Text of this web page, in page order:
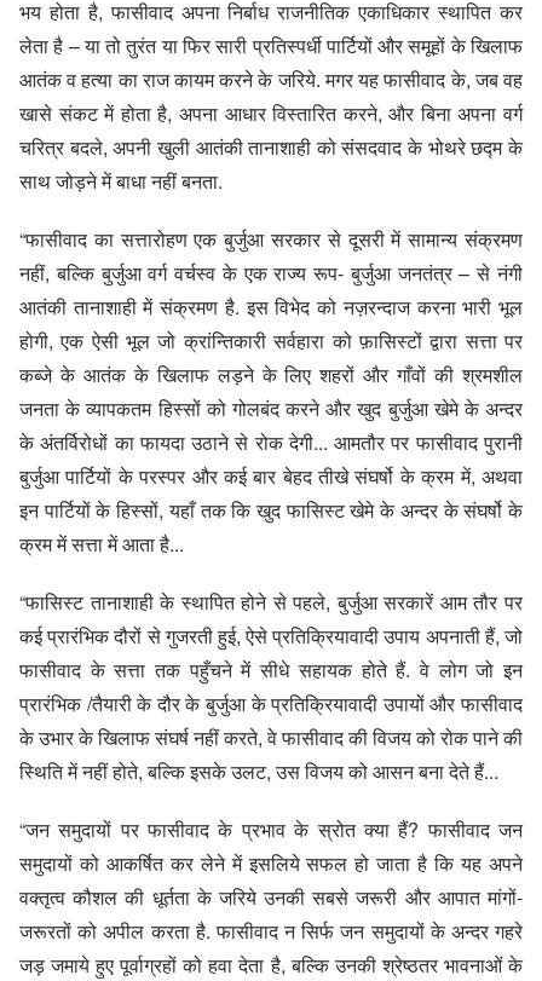
भय होता है, फासीवाद अपना निर्बाध राजनीतिक एकाधिकार स्थापित कर
लेता है – या तो तुरंत या फिर सारी प्रतिस्पर्धी पार्टियों और समूहों के खिलाफ
आतंक व हत्या का राज कायम करने के जरिये. मगर यह फासीवाद के, जब वह
खासे संकट में होता है, अपना आधार विस्तारित करने, और बिना अपना वर्ग
चरित्र बदले, अपनी खुली आतंकी तानाशाही को संसदवाद के भोथरे छद्म के
साथ जोड़ने में बाधा नहीं बनता.
“फासीवाद का सत्तारोहण एक बुर्जुआ सरकार से दूसरी में सामान्य संक्रमण
नहीं, बल्कि बुर्जुआ वर्ग वर्चस्व के एक राज्य रूप- बुर्जुआ जनतंत्र – से नंगी
आतंकी तानाशाही में संक्रमण है. इस विभेद को नज़रन्दाज करना भारी भूल
होगी, एक ऐसी भूल जो क्रांन्तिकारी सर्वहारा को फ़ासिस्टों द्वारा सत्ता पर
कब्जे के आतंक के खिलाफ लड़ने के लिए शहरों और गाँवों की श्रमशील
जनता के व्यापकतम हिस्सों को गोलबंद करने और खुद बुर्जुआ खेमे के अन्दर
के अंतर्विरोधों का फायदा उठाने से रोक देगी... आमतौर पर फासीवाद पुरानी
बुर्जुआ पार्टियों के परस्पर और कई बार बेहद तीखे संघर्षो के क्रम में, अथवा
इन पार्टियों के हिस्सों, यहाँ तक कि खुद फासिस्ट खेमे के अन्दर के संघर्षो के
क्रम में सत्ता में आता है...
“फासिस्ट तानाशाही के स्थापित होने से पहले, बुर्जुआ सरकारें आम तौर पर
कई प्रारंभिक दौरों से गुजरती हुई, ऐसे प्रतिक्रियावादी उपाय अपनाती हैं, जो
फासीवाद के सत्ता तक पहुँचने में सीधे सहायक होते हैं. वे लोग जो इन
प्रारंभिक /तैयारी के दौर के बुर्जुआ के प्रतिक्रियावादी उपायों और फासीवाद
के उभार के खिलाफ संघर्ष नहीं करते, वे फासीवाद की विजय को रोक पाने की
स्थिति में नहीं होते, बल्कि इसके उलट, उस विजय को आसन बना देते हैं...
“जन समुदायों पर फासीवाद के प्रभाव के स्रोत क्या हैं? फासीवाद जन
समुदायों को आकर्षित कर लेने में इसलिये सफल हो जाता है कि यह अपने
वक्तृत्व कौशल की धूर्तता के जरिये उनकी सबसे जरूरी और आपात मांगों-
जरूरतों को अपील करता है. फासीवाद न सिर्फ जन समुदायों के अन्दर गहरे
जड़ जमाये हुए पूर्वाग्रहों को हवा देता है, बल्कि उनकी श्रेष्ठतर भावनाओं के